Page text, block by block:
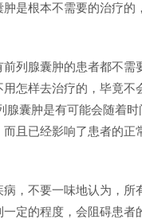
是根本不需要的治疗的
列腺囊肿的患者都不需
怎样去治疗的，毕竟不
腺囊肿是有可能会随着时
且已经影响了患者的正
，不要一味地认为，所
定的程度，会阻碍患者